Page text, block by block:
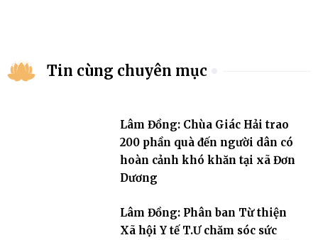
Tin cùng chuyên mục
Lâm Đồng: Chùa Giác Hải trao
200 phần quà đến người dân có
hoàn cảnh khó khăn tại xã Đơn
Dương
Lâm Đồng: Phân ban Từ thiện
Xã hội Y tế T.Ư chăm sóc sức